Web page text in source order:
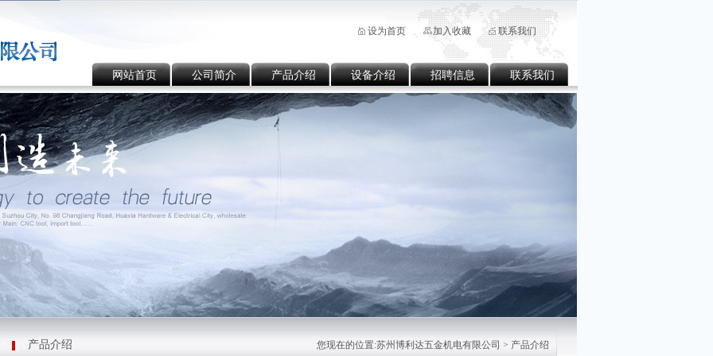
联系我们
加入收藏
设为首页
网站首页 公司简介 产品介绍 设备介绍 招聘信息 联系我们
产品介绍 您现在的位置:苏州博利达五金机电有限公司 > 产品介绍